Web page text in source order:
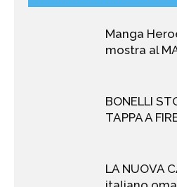
Manga
mostra al
BONELLI
TAPPA A
LA NUOVA